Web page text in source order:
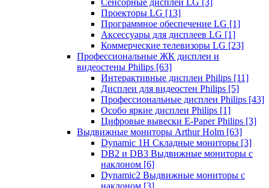
Сенсорные дисплеи LG [3]
Проекторы LG [13]
Программное обеспечение LG [1]
Аксессуары для дисплеев LG [1]
Коммерческие телевизоры LG [23]
Профессиональные ЖК дисплеи и
видеостены Philips [63]
Интерактивные дисплеи Philips [11]
Дисплеи для видеостен Philips [5]
Профессиональные дисплеи Philips [43]
Особо яркие дисплеи Philips [1]
Цифровые вывески E-Paper Philips [3]
Выдвижные мониторы Arthur Holm [63]
Dynamic 1Н Складные мониторы [3]
DB2 и DB3 Выдвижные мониторы с
наклоном [6]
Dynamic2 Выдвижные мониторы с
наклоном [3]